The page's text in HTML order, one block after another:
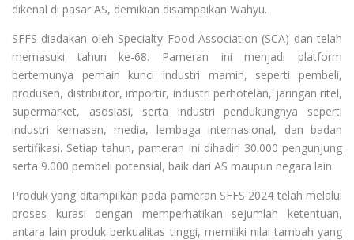
dikenal di pasar AS, demikian disampaikan Wahyu.
SFFS diadakan oleh Specialty Food Association (SCA) dan telah
memasuki tahun ke-68. Pameran ini menjadi platform
bertemunya pemain kunci industri mamin, seperti pembeli,
produsen, distributor, importir, industri perhotelan, jaringan ritel,
supermarket, asosiasi, serta industri pendukungnya seperti
industri kemasan, media, lembaga internasional, dan badan
sertifikasi. Setiap tahun, pameran ini dihadiri 30.000 pengunjung
serta 9.000 pembeli potensial, baik dari AS maupun negara lain.
Produk yang ditampilkan pada pameran SFFS 2024 telah melalui
proses kurasi dengan memperhatikan sejumlah ketentuan,
antara lain produk berkualitas tinggi, memiliki nilai tambah yang